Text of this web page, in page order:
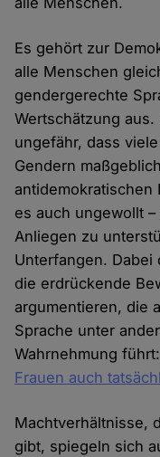
Es gehört zur
alle Menschen
gendergerechte
Wertschätzung
ungefähr, dass
Gendern
antidemokratischen
es auch ungewollt
Anliegen zu
Unterfangen.
die erdrückende
argumentieren, die
Sprache unter
Wahrnehmung
Frauen auch
Machtverhältnisse,
gibt, spiegeln sich